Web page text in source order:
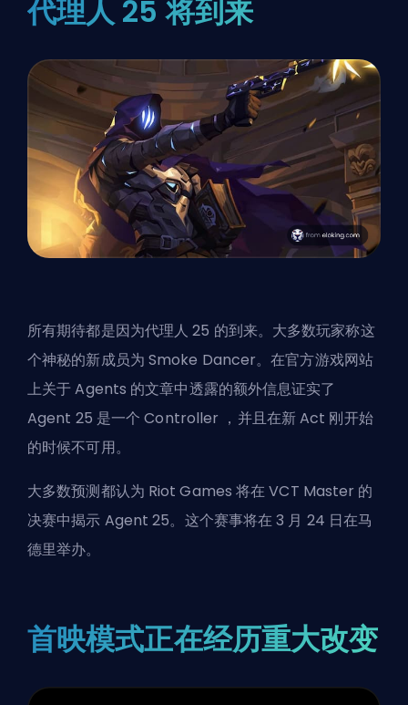
代理人 25 将到来
所有期待都是因为代理人 25 的到来。大多数玩家称这
个神秘的新成员为 Smoke Dancer。在官方游戏网站
上关于 Agents 的文章中透露的额外信息证实了
Agent 25 是一个 Controller ，并且在新 Act 刚开始
的时候不可用。
大多数预测都认为 Riot Games 将在 VCT Master 的
决赛中揭示 Agent 25。这个赛事将在 3 月 24 日在马
德里举办。
首映模式正在经历重大改变